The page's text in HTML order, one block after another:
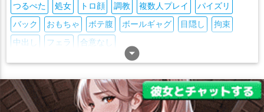
arrow_drop_down_circle
つるぺた
処女 トロ顔 調教 複数人プレイ
パイズリ
バック
おもちゃ ボテ腹 ボールギャグ 目隠し
拘束
中出し
フェラ 合意なし